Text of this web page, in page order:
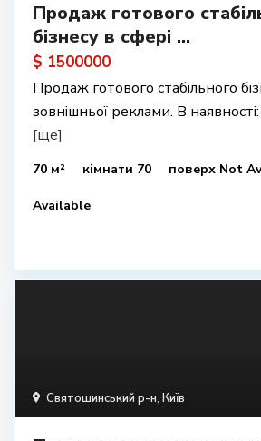
Продаж готового
бізнесу в сфері ...
$ 1500000
Продаж готового стабільного
зовнішньої реклами. В
[ще]
70 м² кімнати 70 поверх Not
Available
Святошинський р-н, Київ